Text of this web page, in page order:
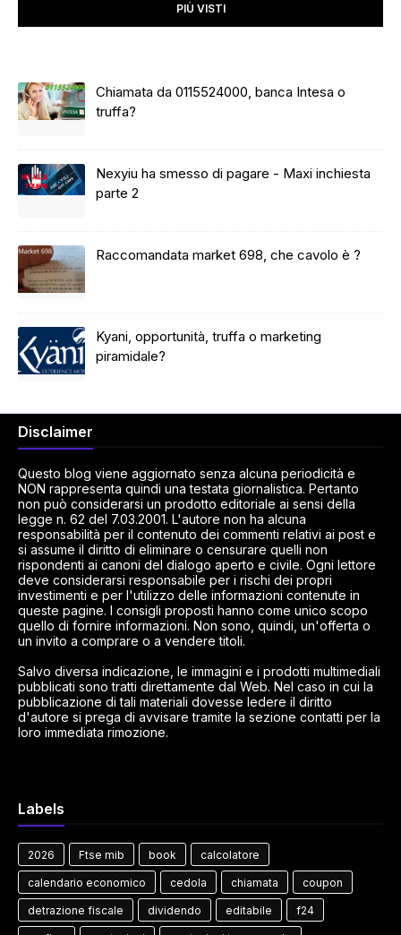
PIÙ VISTI
Chiamata da 0115524000, banca Intesa o
truffa?
Nexyiu ha smesso di pagare - Maxi inchiesta
parte 2
Raccomandata market 698, che cavolo è ?
Kyani, opportunità, truffa o marketing
piramidale?
Disclaimer
Questo blog viene aggiornato senza alcuna periodicità e
NON rappresenta quindi una testata giornalistica. Pertanto
non può considerarsi un prodotto editoriale ai sensi della
legge n. 62 del 7.03.2001. L'autore non ha alcuna
responsabilità per il contenuto dei commenti relativi ai post e
si assume il diritto di eliminare o censurare quelli non
rispondenti ai canoni del dialogo aperto e civile. Ogni lettore
deve considerarsi responsabile per i rischi dei propri
investimenti e per l'utilizzo delle informazioni contenute in
queste pagine. I consigli proposti hanno come unico scopo
quello di fornire informazioni. Non sono, quindi, un'offerta o
un invito a comprare o a vendere titoli.
Salvo diversa indicazione, le immagini e i prodotti multimediali
pubblicati sono tratti direttamente dal Web. Nel caso in cui la
pubblicazione di tali materiali dovesse ledere il diritto
d'autore si prega di avvisare tramite la sezione contatti per la
loro immediata rimozione.
Labels
2026 Ftse mib book calcolatore
calendario economico cedola chiamata coupon
detrazione fiscale dividendo editabile f24